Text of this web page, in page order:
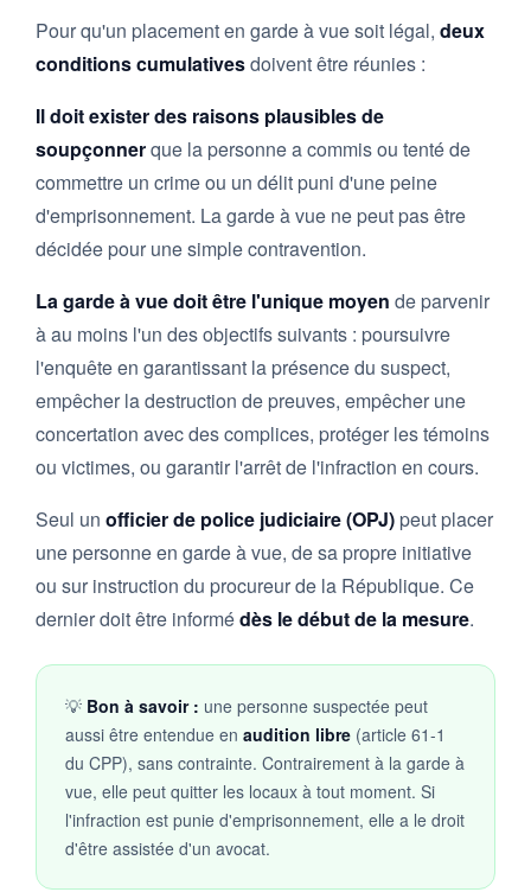
Pour qu'un placement en garde à vue soit légal, deux
conditions cumulativesdoivent être réunies :
Il doit exister des raisons plausibles de
soupçonnerque la personne a commis ou tenté de
commettre un crime ou un délit puni d'une peine
d'emprisonnement. La garde à vue ne peut pas être
décidée pour une simple contravention.
La garde à vue doit être l'unique moyen de parvenir
à au moins l'un des objectifs suivants : poursuivre
l'enquête en garantissant la présence du suspect,
empêcher la destruction de preuves, empêcher une
concertation avec des complices, protéger les témoins
ou victimes, ou garantir l'arrêt de l'infraction en cours.
Seul un officier de police judiciaire (OPJ) peut placer
une personne en garde à vue, de sa propre initiative
ou sur instruction du procureur de la République. Ce
dernier doit être informédès le début de la mesure.
💡 Bon à savoir : une personne suspectée peut
aussi être entendue en audition libre (article 61-1
du CPP), sans contrainte. Contrairement à la garde à
vue, elle peut quitter les locaux à tout moment. Si
l'infraction est punie d'emprisonnement, elle a le droit
d'être assistée d'un avocat.